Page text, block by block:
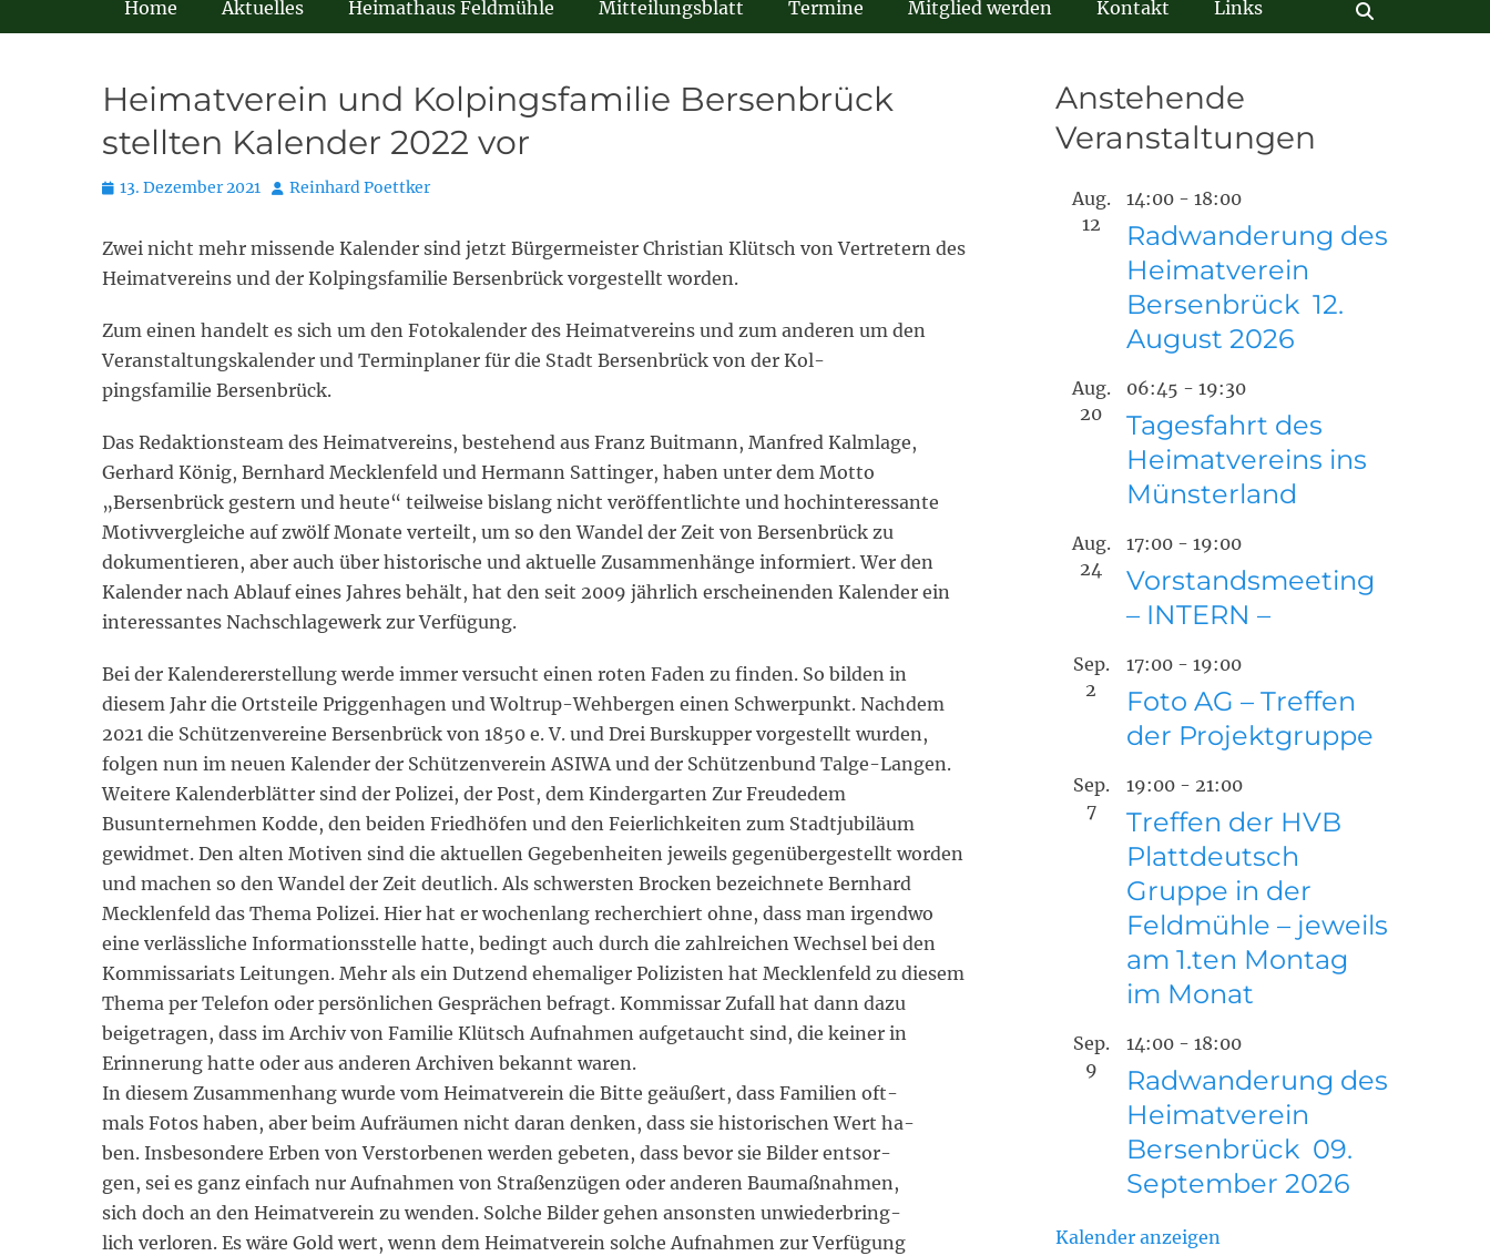
Home Aktuelles Heimathaus Feldmühle Mitteilungsblatt Termine Mitglied werden Kontakt Links
Heimatverein und Kolpingsfamilie Bersenbrück
stellten Kalender 2022 vor
Posted
13. Dezember 2021 Autor
Reinhard Poettker
Zwei nicht mehr missende Kalender sind jetzt Bürgermeister Christian Klütsch von Vertretern des
Heimatvereins und der Kolpingsfamilie Bersenbrück vorgestellt worden.
Zum einen handelt es sich um den Fotokalender des Heimatvereins und zum anderen um den
Veranstaltungskalender und Terminplaner für die Stadt Bersenbrück von der Kol-
pingsfamilie Bersenbrück.
Das Redaktionsteam des Heimatvereins, bestehend aus Franz Buitmann, Manfred Kalmlage,
Gerhard König, Bernhard Mecklenfeld und Hermann Sattinger, haben unter dem Motto
„Bersenbrück gestern und heute“ teilweise bislang nicht veröffentlichte und hochinteressante
Motivvergleiche auf zwölf Monate verteilt, um so den Wandel der Zeit von Bersenbrück zu
dokumentieren, aber auch über historische und aktuelle Zusammenhänge informiert. Wer den
Kalender nach Ablauf eines Jahres behält, hat den seit 2009 jährlich erscheinenden Kalender ein
interessantes Nachschlagewerk zur Verfügung.
Bei der Kalendererstellung werde immer versucht einen roten Faden zu finden. So bilden in
diesem Jahr die Ortsteile Priggenhagen und Woltrup-Wehbergen einen Schwerpunkt. Nachdem
2021 die Schützenvereine Bersenbrück von 1850 e. V. und Drei Burskupper vorgestellt wurden,
folgen nun im neuen Kalender der Schützenverein ASIWA und der Schützenbund Talge-Langen.
Weitere Kalenderblätter sind der Polizei, der Post, dem Kindergarten Zur Freudedem
Busunternehmen Kodde, den beiden Friedhöfen und den Feierlichkeiten zum Stadtjubiläum
gewidmet. Den alten Motiven sind die aktuellen Gegebenheiten jeweils gegenübergestellt worden
und machen so den Wandel der Zeit deutlich. Als schwersten Brocken bezeichnete Bernhard
Mecklenfeld das Thema Polizei. Hier hat er wochenlang recherchiert ohne, dass man irgendwo
eine verlässliche Informationsstelle hatte, bedingt auch durch die zahlreichen Wechsel bei den
Kommissariats Leitungen. Mehr als ein Dutzend ehemaliger Polizisten hat Mecklenfeld zu diesem
Thema per Telefon oder persönlichen Gesprächen befragt. Kommissar Zufall hat dann dazu
beigetragen, dass im Archiv von Familie Klütsch Aufnahmen aufgetaucht sind, die keiner in
Erinnerung hatte oder aus anderen Archiven bekannt waren.
In diesem Zusammenhang wurde vom Heimatverein die Bitte geäußert, dass Familien oft-
mals Fotos haben, aber beim Aufräumen nicht daran denken, dass sie historischen Wert ha-
ben. Insbesondere Erben von Verstorbenen werden gebeten, dass bevor sie Bilder entsor-
gen, sei es ganz einfach nur Aufnahmen von Straßenzügen oder anderen Baumaßnahmen,
sich doch an den Heimatverein zu wenden. Solche Bilder gehen ansonsten unwiederbring-
lich verloren. Es wäre Gold wert, wenn dem Heimatverein solche Aufnahmen zur Verfügung
Anstehende
Veranstaltungen
Aug.
12
14:00 - 18:00
Radwanderung des
Heimatverein
Bersenbrück 12.
August 2026
Aug.
20
06:45 - 19:30
Tagesfahrt des
Heimatvereins ins
Münsterland
Aug.
24
17:00 - 19:00
Vorstandsmeeting
– INTERN –
Sep.
2
17:00 - 19:00
Foto AG – Treffen
der Projektgruppe
Sep.
7
19:00 - 21:00
Treffen der HVB
Plattdeutsch
Gruppe in der
Feldmühle – jeweils
am 1.ten Montag
im Monat
Sep.
9
14:00 - 18:00
Radwanderung des
Heimatverein
Bersenbrück 09.
September 2026
Kalender anzeigen